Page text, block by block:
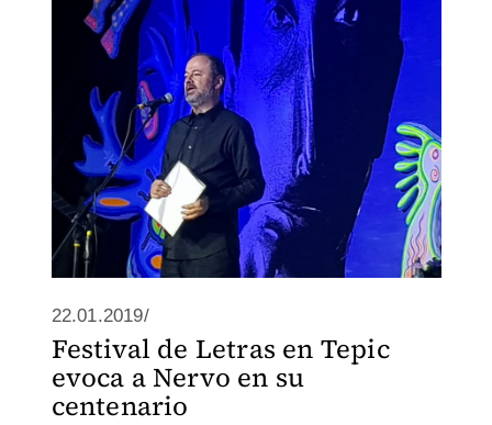
22.01.2019/
Festival de Letras en Tepic
evoca a Nervo en su
centenario